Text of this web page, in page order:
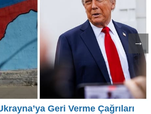
→
Geri Verme Çağrıları